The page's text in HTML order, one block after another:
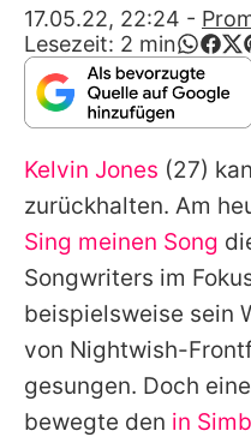
App
Utiq
17.05.22, 22:24 -
Lesezeit: 2 min
Kelvin Jones (27)
zurückhalten. Am
Sing meinen Song
Songwriters im
beispielsweise sein
von Nightwish-
gesungen. Doch
bewegte den in